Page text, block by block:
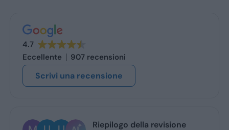
4.7
Eccellente
907 recensioni
Scrivi una recensione
Massimiliano Cirillo